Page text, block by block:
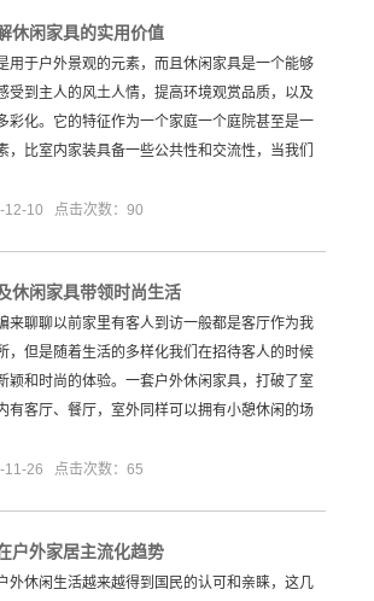
休闲家具的实用价值
用于户外景观的元素，而且休闲家具是一个能够
受到主人的风土人情，提高环境观赏品质，以及
彩化。它的特征作为一个家庭一个庭院甚至是一
，比室内家装具备一些公共性和交流性，当我们
12-10 点击次数：90
休闲家具带领时尚生活
来聊聊以前家里有客人到访一般都是客厅作为我
，但是随着生活的多样化我们在招待客人的时候
颖和时尚的体验。一套户外休闲家具，打破了室
有客厅、餐厅，室外同样可以拥有小憩休闲的场
11-26 点击次数：65
户外家居主流化趋势
外休闲生活越来越得到国民的认可和亲睐，这几